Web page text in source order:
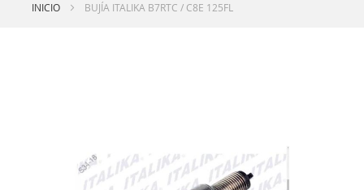
INICIO BUJÍA ITALIKA B7RTC / C8E 125FL